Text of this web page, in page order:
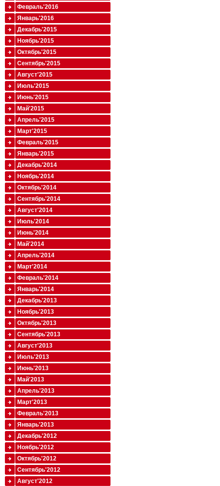
Февраль'2016
Январь'2016
Декабрь'2015
Ноябрь'2015
Октябрь'2015
Сентябрь'2015
Август'2015
Июль'2015
Июнь'2015
Май'2015
Апрель'2015
Март'2015
Февраль'2015
Январь'2015
Декабрь'2014
Ноябрь'2014
Октябрь'2014
Сентябрь'2014
Август'2014
Июль'2014
Июнь'2014
Май'2014
Апрель'2014
Март'2014
Февраль'2014
Январь'2014
Декабрь'2013
Ноябрь'2013
Октябрь'2013
Сентябрь'2013
Август'2013
Июль'2013
Июнь'2013
Май'2013
Апрель'2013
Март'2013
Февраль'2013
Январь'2013
Декабрь'2012
Ноябрь'2012
Октябрь'2012
Сентябрь'2012
Август'2012